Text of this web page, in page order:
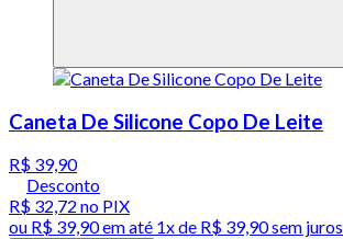
Caneta De Silicone Copo De Leite
R$ 39,90
Desconto
R$ 32,72 no PIX
ou R$ 39,90em até 1x de R$ 39,90sem juros